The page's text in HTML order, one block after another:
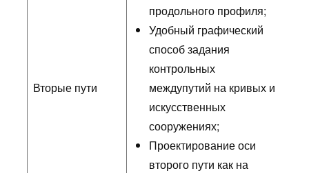
Вторые пути
продольного профиля;
Удобный графический
способ задания
контрольных
междупутий на кривых и
искусственных
сооружениях;
Проектирование оси
второго пути как на